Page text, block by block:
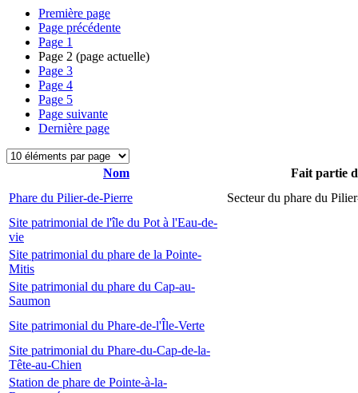
Première page
Page précédente
Page 1
Page 2 (page actuelle)
Page 3
Page 4
Page 5
Page suivante
Dernière page
Nom
Fait partie
Phare du Pilier-de-Pierre
Secteur du phare du
Site patrimonial de l'île du Pot à l'Eau-de-
vie
Site patrimonial du phare de la Pointe-
Mitis
Site patrimonial du phare du Cap-au-
Saumon
Site patrimonial du Phare-de-l'Île-Verte
Site patrimonial du Phare-du-Cap-de-la-
Tête-au-Chien
Station de phare de Pointe-à-la-